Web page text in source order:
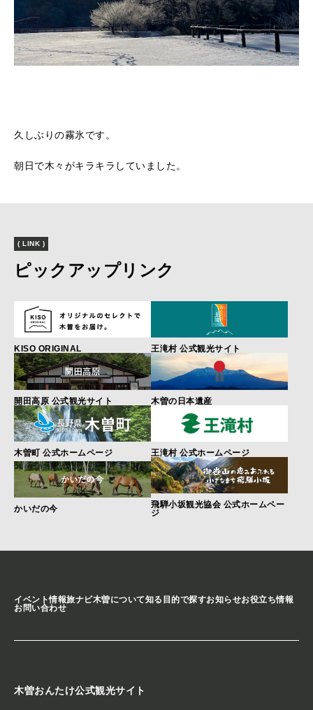
久しぶりの霧氷です。
朝日で木々がキラキラしていました。
( LINK )
ピックアップリンク
KISO ORIGINAL 王滝村 公式観光サイト
開田高原 公式観光サイト 木曽の日本遺産
木曽町 公式ホームページ 王滝村 公式ホームページ
かいだの今
飛騨小坂観光協会 公式ホームペー
ジ
イベント情報旅ナビ木曽について知る 目的で探すお知らせお役立ち情報
お問い合わせ
木曽おんたけ公式観光サイト